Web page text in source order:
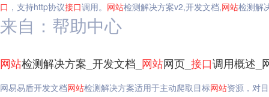
口 ，支持http协议接口调用。 网站检测解决方案v2,开发文档,网站检测解
来自：帮助中心
网站检测解决方案_开发文档_ 网站网页_ 接口调用概述_
网易易盾开发文档网站检测解决方案适用于主动爬取目标网站资源，对